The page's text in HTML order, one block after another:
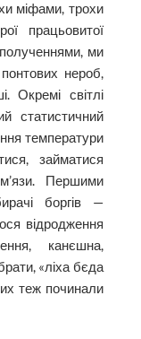
міфами, трохи
працьовитої
ми
нероб,
Окремі світлі
статистичний
температури
займатися
Першими
боргів —
відродження
канєшна,
«ліха бєда
теж починали